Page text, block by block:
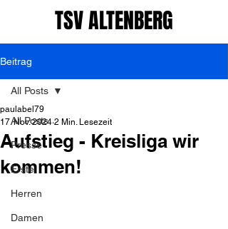
TSV ALTENBERG
Beitrag
All Posts
Presse
Erste
Herren
Damen
All Posts
Aufstieg - Kreisliga wir
kommen!
paulabel79
17. Nov. 2024 2 Min. Lesezeit